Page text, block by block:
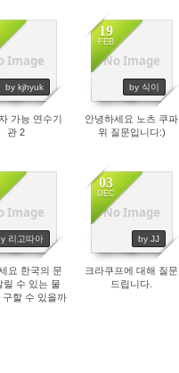
Image
by kjhyuk
2260
가능 연수기
관 2
No Image
19
FEB
by 식이
3358
안녕하세요 노츠 쿠파
위 질문입니다:)
Image
리고따아
2509
요 한국의 문
릴 수 있는 물
구할 수 있을까
No Image
03
DEC
by JJ
2603
크라쿠프에 대해 질문
드립니다.